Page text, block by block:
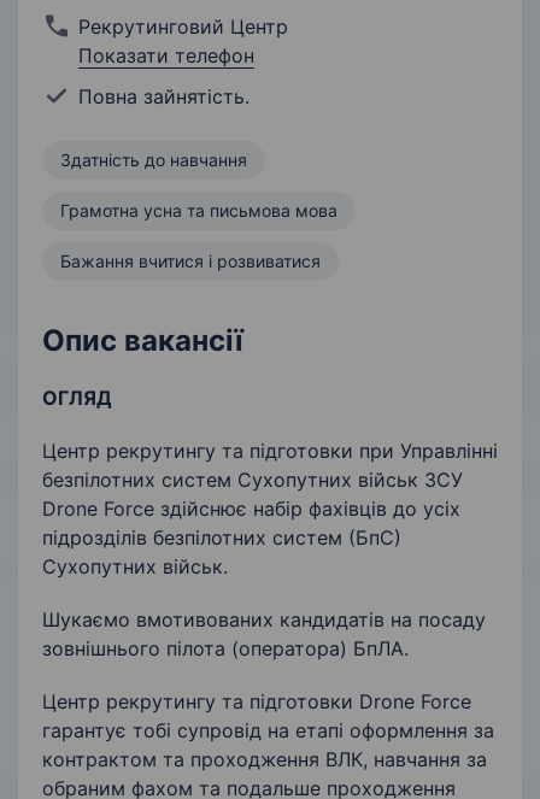
Рекрутинговий Центр
Показати телефон
Повна зайнятість.
Здатність до навчання
Грамотна усна та письмова мова
Бажання вчитися і розвиватися
Опис вакансії
ОГЛЯД
Центр рекрутингу та підготовки при Управлінні
безпілотних систем Сухопутних військ ЗСУ
Drone Force здійснює набір фахівців до усіх
підрозділів безпілотних систем (БпС)
Сухопутних військ.
Шукаємо вмотивованих кандидатів на посаду
зовнішнього пілота (оператора) БпЛА.
Центр рекрутингу та підготовки Drone Force
гарантує тобі супровід на етапі оформлення за
контрактом та проходження ВЛК, навчання за
обраним фахом та подальше проходження